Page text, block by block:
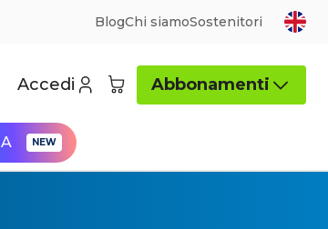
BlogChi siamoSostenitori
Accedi Abbonamenti